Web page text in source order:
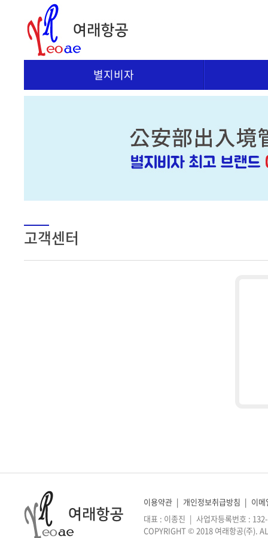
별지비자
고객센터
이용약관 | 개인정보취급방침 | 이
대표 : 이종진 | 사업자등록번호 :
COPYRIGHT © 2018 여래항공(주).